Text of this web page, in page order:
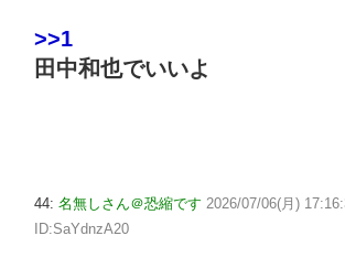
>>1
田中和也でいいよ
44: 名無しさん＠恐縮です 2026/07/06(月)
ID:SaYdnzA20